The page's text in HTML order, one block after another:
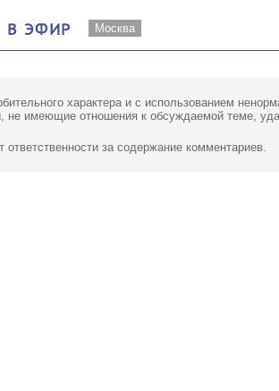
ЭФИР Москва
характера и с использованием
не имеющие отношения к обсуждаемой теме,
ответственности за содержание комментариев.